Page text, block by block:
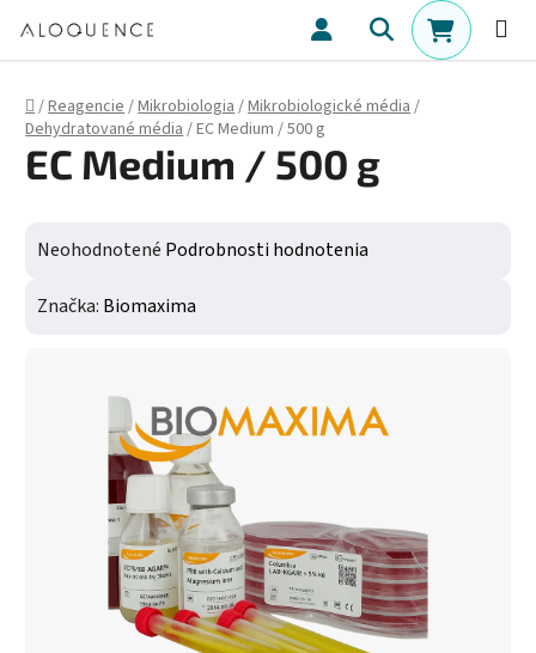
Hľadať
Domov
/Reagencie/Mikrobiologia/Mikrobiologické média/
Dehydratované média/EC Medium / 500 g
EC Medium / 500 g
Priemerné hodnotenie produktu je 0,0 z 5 hviezdičiek.
Neohodnotené Podrobnosti hodnotenia
Značka: Biomaxima